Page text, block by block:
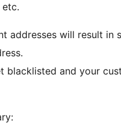
addresses will result in
blacklisted and your